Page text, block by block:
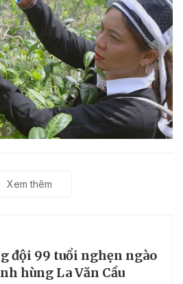
Xem thêm
đội 99 tuổi nghẹn ngào
hùng La Văn Cầu